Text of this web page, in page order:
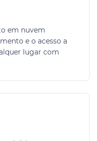
em nuvem
e o acesso a
lugar com